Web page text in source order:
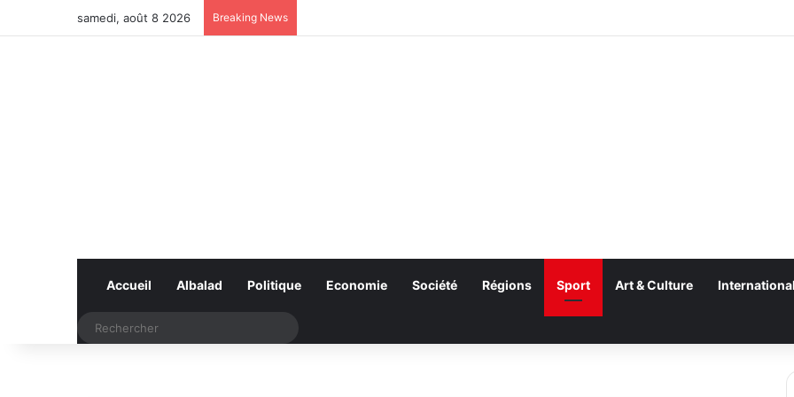
samedi, août 8 2026 Breaking News
Accueil Albalad Politique Economie Société Régions Sport Art & Culture International